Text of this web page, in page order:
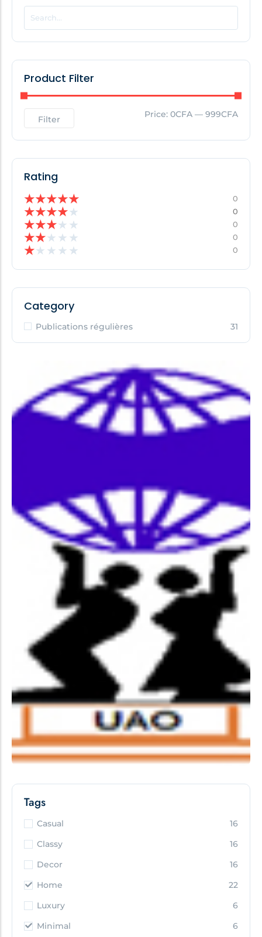
POPULAR THIS WEEK
No Posts Found!
No Posts Found!
Product Filter
Filter Price: 0CFA — 999CFA
Rating
★★★★★ 0
★★★★★ 0
★★★★ ★ 0
★★★ ★ ★ 0
★★ ★ ★ ★ 0
Category
Publications régulières 31
Tags
Casual
16
Classy
16
Decor
16
Home
22
Luxury
6
Minimal
6